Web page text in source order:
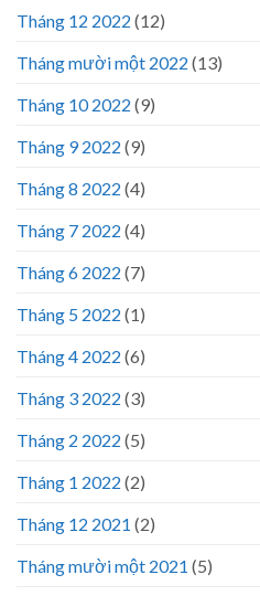
Tháng 12 2022 (12)
Tháng mười một 2022 (13)
Tháng 10 2022 (9)
Tháng 9 2022 (9)
Tháng 8 2022 (4)
Tháng 7 2022 (4)
Tháng 6 2022 (7)
Tháng 5 2022 (1)
Tháng 4 2022 (6)
Tháng 3 2022 (3)
Tháng 2 2022 (5)
Tháng 1 2022 (2)
Tháng 12 2021 (2)
Tháng mười một 2021 (5)